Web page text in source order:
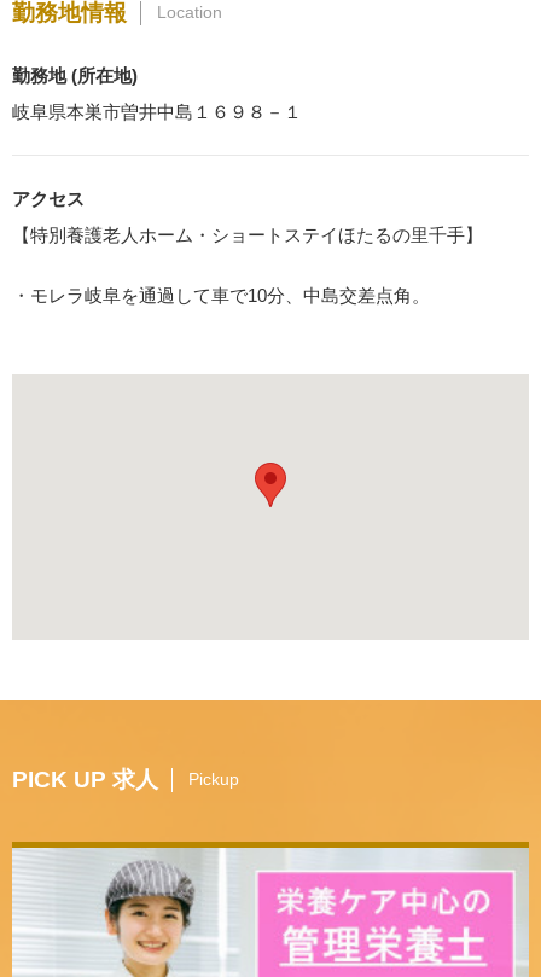
勤務地情報 Location
勤務地 (所在地)
岐阜県本巣市曽井中島１６９８－１
アクセス
【特別養護老人ホーム・ショートステイほたるの里千手】
・モレラ岐阜を通過して車で10分、中島交差点角。
PICK UP 求人 Pickup